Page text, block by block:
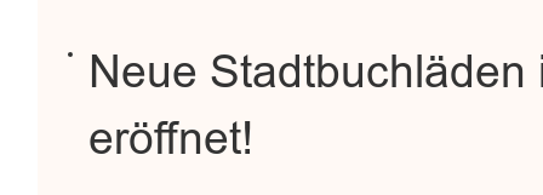
Neue
eröffnet!